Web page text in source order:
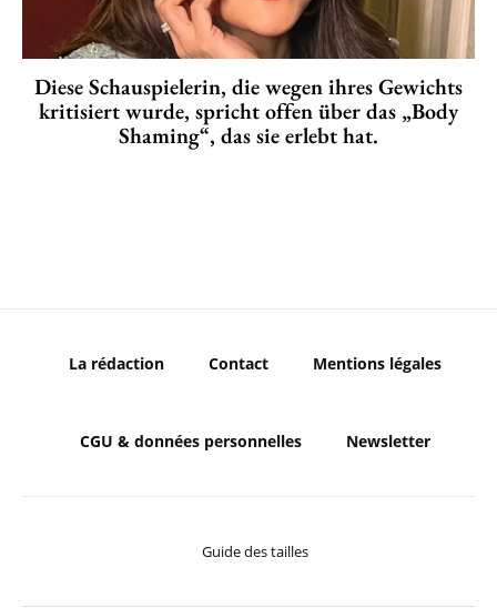
Diese Schauspielerin, die wegen ihres Gewichts
kritisiert wurde, spricht offen über das „Body
Shaming“, das sie erlebt hat.
La rédaction Contact Mentions légales
CGU & données personnelles Newsletter
Guide des tailles